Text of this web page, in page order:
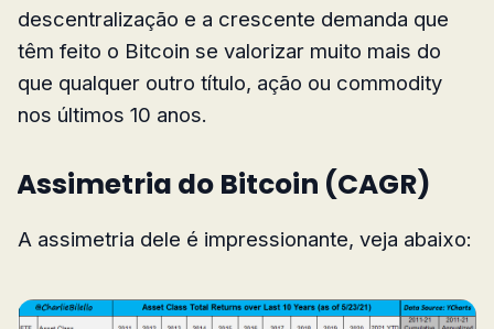
descentralização e a crescente demanda que
têm feito o Bitcoin se valorizar muito mais do
que qualquer outro título, ação ou commodity
nos últimos 10 anos.
Assimetria do Bitcoin (CAGR)
A assimetria dele é impressionante, veja abaixo: